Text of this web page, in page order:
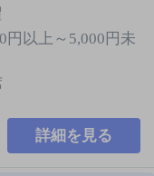
円以上～5,000円未
詳細を見る